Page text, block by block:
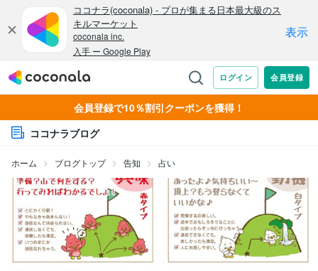
会員登録で10％割引クーポンを獲得！
ココナラブログ
ホーム ブログトップ 告知 占い